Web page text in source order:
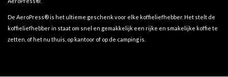
De AeroPress® is het ultieme geschenk voor elke koffieliefhebber. Het stelt de
koffieliefhebber in staat om snel en gemakkelijk een rijke en smakelijke koffie te
zetten, of het nu thuis, op kantoor of op de camping is.